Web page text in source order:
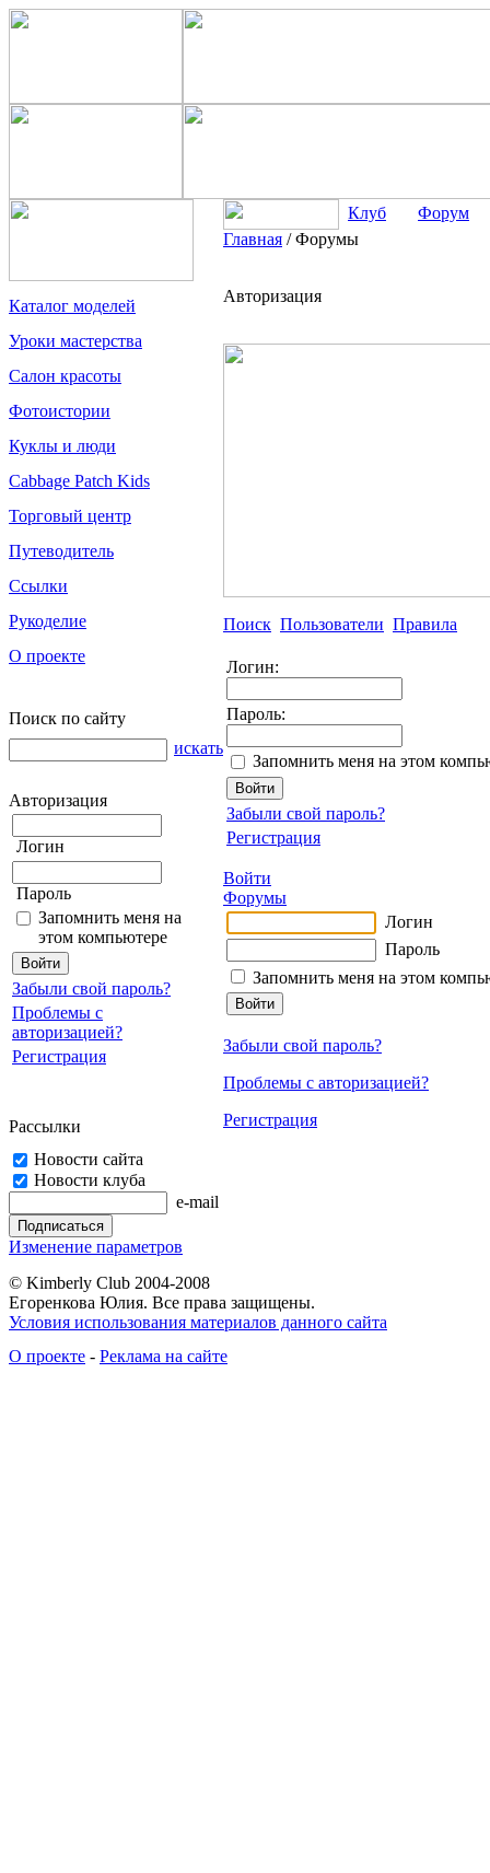
Каталог моделей
Уроки мастерства
Салон красоты
Фотоистории
Куклы и люди
Cabbage Patch Kids
Торговый центр
Путеводитель
Ссылки
Рукоделие
О проекте
Поиск по сайту
искать
Авторизация
Логин
Пароль
Запомнить меня на
этом компьютере
Забыли свой пароль?
Проблемы с
авторизацией?
Регистрация
Рассылки
Новости сайта
Новости клуба
e-mail
Изменение параметров
Клуб
Форум
Главная /Форумы
Авторизация
Поиск Пользователи Правила
Логин:
Пароль:
Запомнить меня на этом
Забыли свой пароль?
Регистрация
Войти
Форумы
Логин
Пароль
Запомнить меня на этом
Забыли свой пароль?
Проблемы с авторизацией?
Регистрация
© Kimberly Club 2004-2008
Егоренкова Юлия. Все права защищены.
Условия использования материалов данного сайта
О проекте - Реклама на сайте